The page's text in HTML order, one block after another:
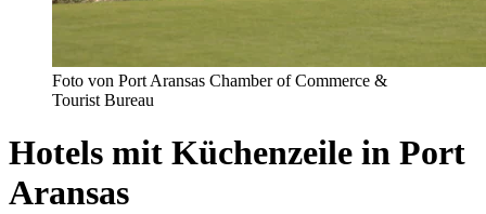
Foto von Port Aransas Chamber of Commerce &
Tourist Bureau
Hotels mit Küchenzeile in Port
Aransas